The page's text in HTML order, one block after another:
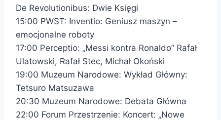
De Revolutionibus: Dwie Księgi
15:00 PWST: Inventio: Geniusz maszyn –
emocjonalne roboty
17:00 Perceptio: „Messi kontra Ronaldo” Rafał
Ulatowski, Rafał Stec, Michał Okoński
19:00 Muzeum Narodowe: Wykład Główny:
Tetsuro Matsuzawa
20:30 Muzeum Narodowe: Debata Główna
22:00 Forum Przestrzenie: Koncert: „Nowe